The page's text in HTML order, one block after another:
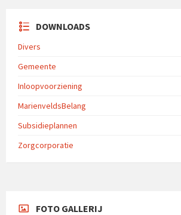
DOWNLOADS
Divers
Gemeente
Inloopvoorziening
MarienveldsBelang
Subsidieplannen
Zorgcorporatie
FOTO GALLERIJ